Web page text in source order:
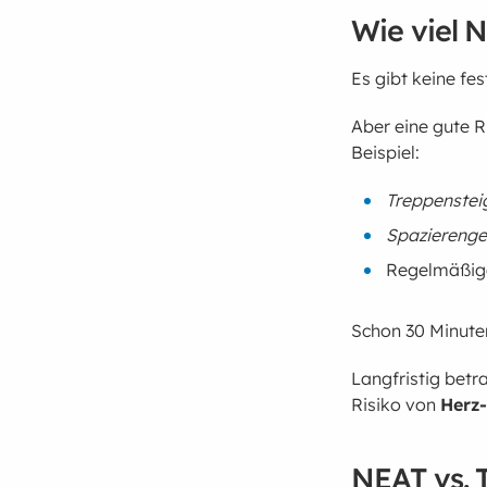
Wie viel
Es gibt keine
Aber eine gute
Beispiel:
Schon 30
Langfristig
Risiko von
NEAT vs.